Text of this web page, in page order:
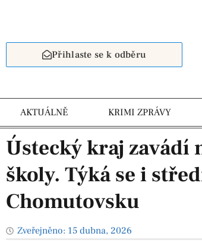
Přihlaste se k odběru
AKTUÁLNĚ KRIMI ZPRÁVY
Ústecký kraj zavádí
školy. Týká se i
Chomutovsku
Zveřejněno: 15 dubna, 2026